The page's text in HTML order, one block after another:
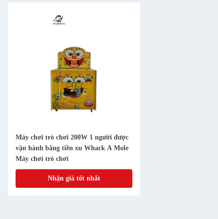
Máy chơi trò chơi 200W 1 người được
vận hành bằng tiền xu Whack A Mole
Máy chơi trò chơi
Nhận giá tốt nhất